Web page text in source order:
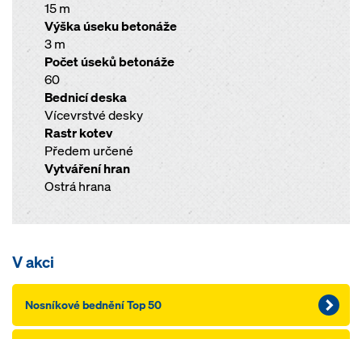
15 m
Výška úseku betonáže
3 m
Počet úseků betonáže
60
Bednicí deska
Vícevrstvé desky
Rastr kotev
Předem určené
Vytváření hran
Ostrá hrana
V akci
Nosníkové bednění Top 50